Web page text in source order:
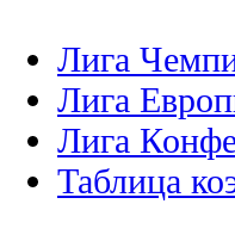
Лига
Лига
Лига
Таблица